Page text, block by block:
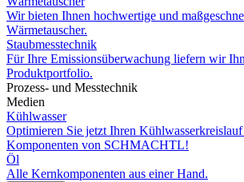
Wir bieten Ihnen hochwertige und
Wärmetauscher.
Staubmesstechnik
Für Ihre Emissionsüberwachung liefern wir
Produktportfolio.
Prozess- und Messtechnik
Medien
Kühlwasser
Optimieren Sie jetzt Ihren
Komponenten von SCHMACHTL!
Öl
Alle Kernkomponenten aus einer Hand.